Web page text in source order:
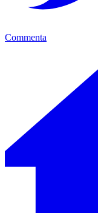
Commenta